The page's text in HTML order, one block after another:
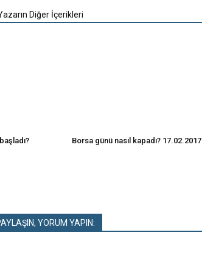
Diğer İçerikleri
Borsa günü nasıl kapadı? 17.02.2017
YORUM YAPIN: